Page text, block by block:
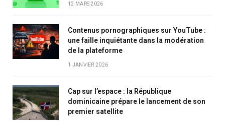
12 MARS 2026
Contenus pornographiques sur YouTube :
une faille inquiétante dans la modération
de la plateforme
1 JANVIER 2026
Cap sur l’espace : la République
dominicaine prépare le lancement de son
premier satellite